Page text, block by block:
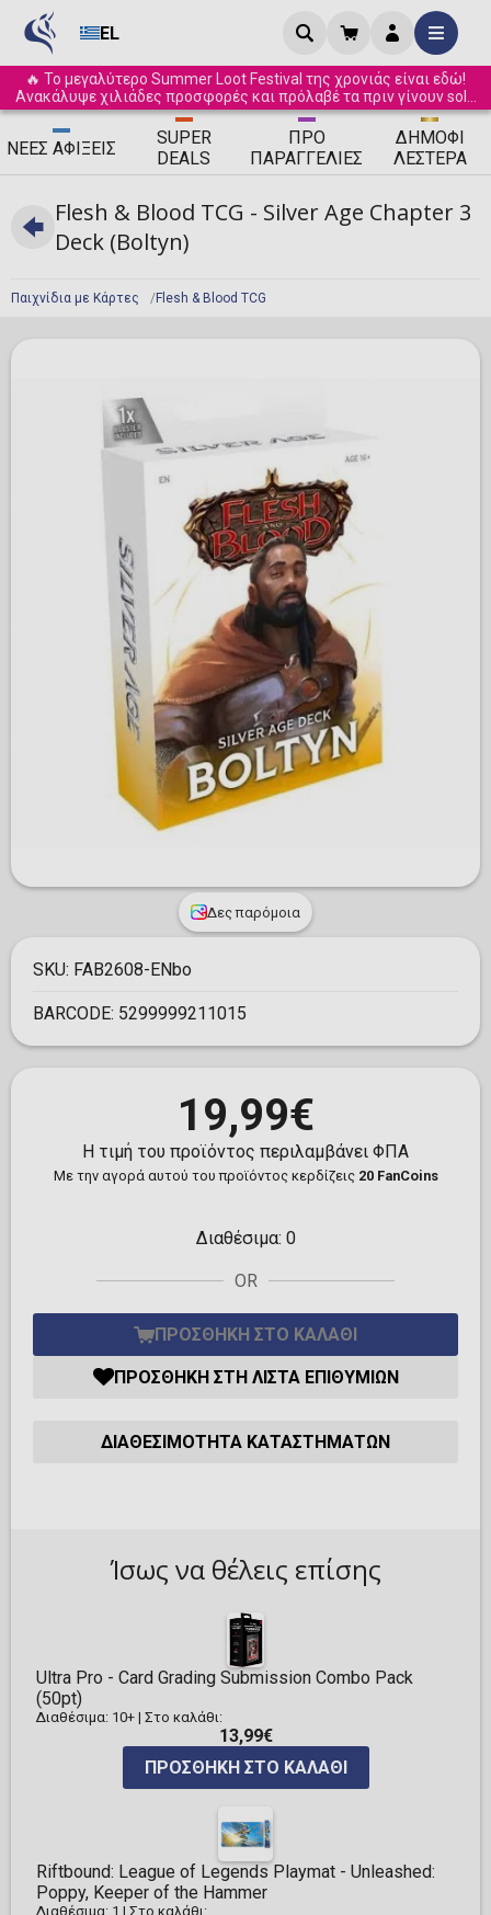
EL
🔥 Το μεγαλύτερο Summer Loot Festival της χρονιάς είναι εδώ!
Ανακάλυψε χιλιάδες προσφορές και πρόλαβέ τα πριν γίνουν sold
out! ☀️
ΝΈΕΣ ΑΦΊΞΕΙΣ
SUPER
DEALS
ΠΡΟ
ΠΑΡΑΓΓΕΛΊΕΣ
ΔΗΜΟΦΙ
ΛΈΣΤΕΡΑ
Παιχνίδια με Κάρτες Flesh & Blood TCG
Flesh & Blood TCG - Silver Age Chapter 3
Deck (Boltyn)
Δες παρόμοια
SKU: FAB2608-ENbo
BARCODE: 5299999211015
19,99€
Η τιμή του προϊόντος περιλαμβάνει ΦΠΑ
Με την αγορά αυτού του προϊόντος κερδίζεις 20 FanCoins
Διαθέσιμα: 0
OR
ΠΡΟΣΘΉΚΗ ΣΤΟ ΚΑΛΆΘΙ
ΠΡΟΣΘΉΚΗ ΣΤΗ ΛΊΣΤΑ ΕΠΙΘΥΜΙΏΝ
ΔΙΑΘΕΣΙΜΌΤΗΤΑ ΚΑΤΑΣΤΗΜΆΤΩΝ
Ίσως να θέλεις επίσης
Ultra Pro - Card Grading Submission Combo Pack
(50pt)
Διαθέσιμα: 10+ | Στο καλάθι:
13,99€
ΠΡΟΣΘΉΚΗ ΣΤΟ ΚΑΛΆΘΙ
Riftbound: League of Legends Playmat - Unleashed:
Poppy, Keeper of the Hammer
Διαθέσιμα: 1 | Στο καλάθι: